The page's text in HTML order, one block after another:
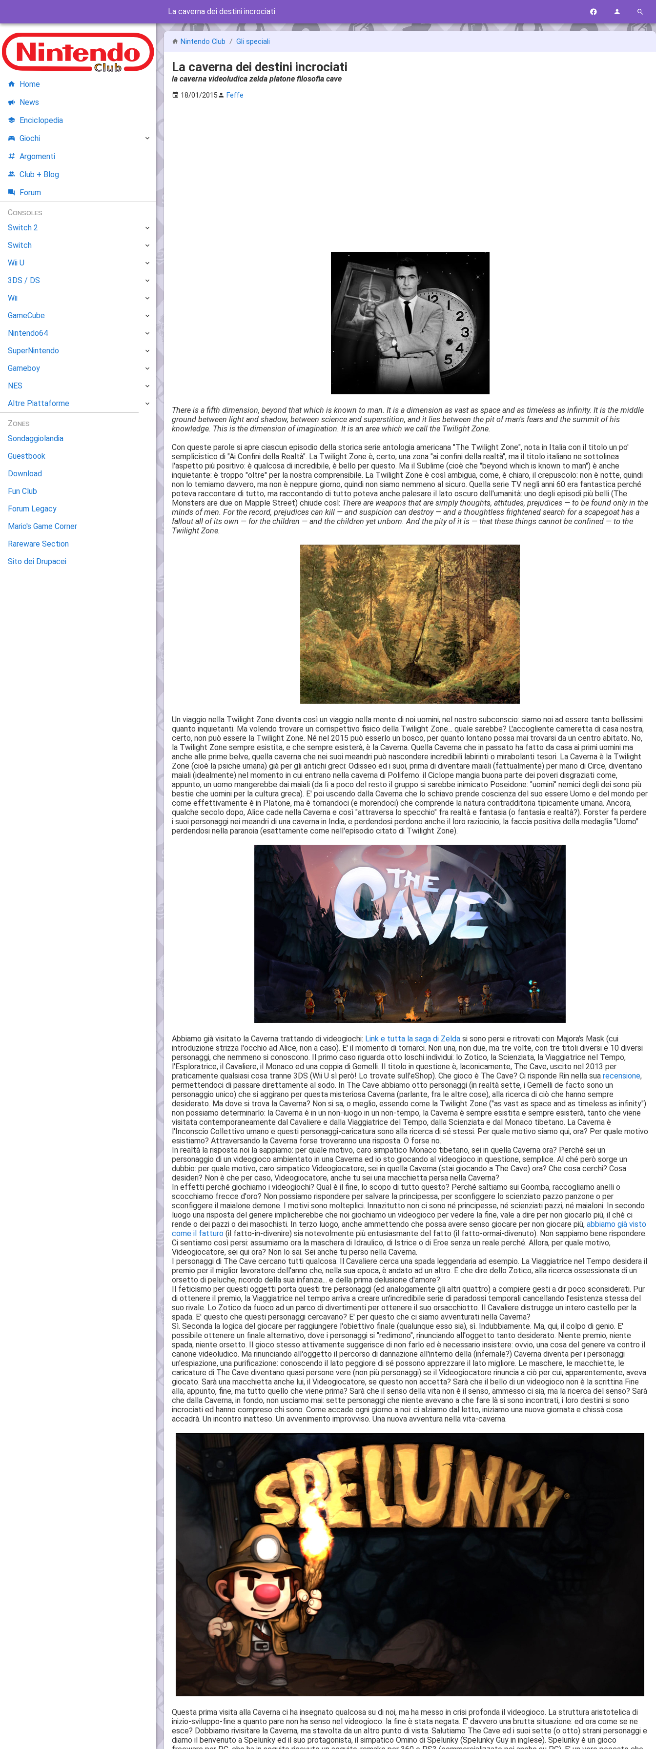
La caverna dei destini incrociati
Nintendo Club Gli speciali
La caverna dei destini incrociati
la caverna videoludica zelda platone filosofia cave
18/01/2015 Feffe
There is a fifth dimension, beyond that which is known to man. It is a dimension as vast as space and as timeless as infinity. It is the middle
ground between light and shadow, between science and superstition, and it lies between the pit of man's fears and the summit of his
knowledge. This is the dimension of imagination. It is an area which we call the Twilight Zone.
Con queste parole si apre ciascun episodio della storica serie antologia americana "The Twilight Zone", nota in Italia con il titolo un po'
semplicistico di "Ai Confini della Realtà". La Twilight Zone è, certo, una zona "ai confini della realtà", ma il titolo italiano ne sottolinea
l'aspetto più positivo: è qualcosa di incredibile, è bello per questo. Ma il Sublime (cioè che "beyond which is known to man") è anche
inquietante: è troppo "oltre" per la nostra comprensibile. La Twilight Zone è così ambigua, come, è chiaro, il crepuscolo: non è notte, quindi
non lo temiamo davvero, ma non è neppure giorno, quindi non siamo nemmeno al sicuro. Quella serie TV negli anni 60 era fantastica perché
poteva raccontare di tutto, ma raccontando di tutto poteva anche palesare il lato oscuro dell'umanità: uno degli episodi più belli (The
Monsters are due on Mapple Street) chiude così: There are weapons that are simply thoughts, attitudes, prejudices — to be found only in the
minds of men. For the record, prejudices can kill — and suspicion can destroy — and a thoughtless frightened search for a scapegoat has a
fallout all of its own — for the children — and the children yet unborn. And the pity of it is — that these things cannot be confined — to the
Twilight Zone.
Un viaggio nella Twilight Zone diventa così un viaggio nella mente di noi uomini, nel nostro subconscio: siamo noi ad essere tanto bellissimi
quanto inquietanti. Ma volendo trovare un corrispettivo fisico della Twilight Zone... quale sarebbe? L'accogliente cameretta di casa nostra,
certo, non può essere la Twilight Zone. Né nel 2015 può esserlo un bosco, per quanto lontano possa mai trovarsi da un centro abitato. No,
la Twilight Zone sempre esistita, e che sempre esisterà, è la Caverna. Quella Caverna che in passato ha fatto da casa ai primi uomini ma
anche alle prime belve, quella caverna che nei suoi meandri può nascondere incredibili labirinti o mirabolanti tesori. La Caverna è la Twilight
Zone (cioè la psiche umana) già per gli antichi greci: Odisseo ed i suoi, prima di diventare maiali (fattualmente) per mano di Circe, diventano
maiali (idealmente) nel momento in cui entrano nella caverna di Polifemo: il Ciclope mangia buona parte dei poveri disgraziati come,
appunto, un uomo mangerebbe dai maiali (da lì a poco del resto il gruppo si sarebbe inimicato Poseidone: "uomini" nemici degli dei sono più
bestie che uomini per la cultura greca). E' poi uscendo dalla Caverna che lo schiavo prende coscienza del suo essere Uomo e del mondo per
come effettivamente è in Platone, ma è tornandoci (e morendoci) che comprende la natura contradditoria tipicamente umana. Ancora,
qualche secolo dopo, Alice cade nella Caverna e così "attraversa lo specchio" fra realtà e fantasia (o fantasia e realtà?). Forster fa perdere
i suoi personaggi nei meandri di una caverna in India, e perdendosi perdono anche il loro raziocinio, la faccia positiva della medaglia "Uomo"
perdendosi nella paranoia (esattamente come nell'episodio citato di Twilight Zone).
Abbiamo già visitato la Caverna trattando di videogiochi: Link e tutta la saga di Zelda si sono persi e ritrovati con Majora's Mask (cui
introduzione strizza l'occhio ad Alice, non a caso). E' il momento di tornarci. Non una, non due, ma tre volte, con tre titoli diversi e 10 diversi
personaggi, che nemmeno si conoscono. Il primo caso riguarda otto loschi individui: lo Zotico, la Scienziata, la Viaggiatrice nel Tempo,
l'Esploratrice, il Cavaliere, il Monaco ed una coppia di Gemelli. Il titolo in questione è, laconicamente, The Cave, uscito nel 2013 per
praticamente qualsiasi cosa tranne 3DS (Wii U sì però! Lo trovate sull'eShop). Che gioco è The Cave? Ci risponde Rin nella sua recensione,
permettendoci di passare direttamente al sodo. In The Cave abbiamo otto personaggi (in realtà sette, i Gemelli de facto sono un
personaggio unico) che si aggirano per questa misteriosa Caverna (parlante, fra le altre cose), alla ricerca di ciò che hanno sempre
desiderato. Ma dove si trova la Caverna? Non si sa, o meglio, essendo come la Twilight Zone ("as vast as space and as timeless as infinity")
non possiamo determinarlo: la Caverna è in un non-luogo in un non-tempo, la Caverna è sempre esistita e sempre esisterà, tanto che viene
visitata contemporaneamente dal Cavaliere e dalla Viaggiatrice del Tempo, dalla Scienziata e dal Monaco tibetano. La Caverna è
l'Inconscio Collettivo umano e questi personaggi-caricatura sono alla ricerca di sé stessi. Per quale motivo siamo qui, ora? Per quale motivo
esistiamo? Attraversando la Caverna forse troveranno una risposta. O forse no.
In realtà la risposta noi la sappiamo: per quale motivo, caro simpatico Monaco tibetano, sei in quella Caverna ora? Perché sei un
personaggio di un videogioco ambientato in una Caverna ed io sto giocando al videogioco in questione, semplice. Al ché però sorge un
dubbio: per quale motivo, caro simpatico Videogiocatore, sei in quella Caverna (stai giocando a The Cave) ora? Che cosa cerchi? Cosa
desideri? Non è che per caso, Videogiocatore, anche tu sei una macchietta persa nella Caverna?
In effetti perché giochiamo i videogiochi? Qual è il fine, lo scopo di tutto questo? Perché saltiamo sui Goomba, raccogliamo anelli o
scocchiamo frecce d'oro? Non possiamo rispondere per salvare la principessa, per sconfiggere lo scienziato pazzo panzone o per
sconfiggere il maialone demone. I motivi sono molteplici. Innazitutto non ci sono né principesse, né scienziati pazzi, né maialoni. In secondo
luogo una risposta del genere implicherebbe che noi giochiamo un videogioco per vedere la fine, vale a dire per non giocarlo più, il ché ci
rende o dei pazzi o dei masochisti. In terzo luogo, anche ammettendo che possa avere senso giocare per non giocare più, abbiamo già visto
come il fatturo (il fatto-in-divenire) sia notevolmente più entusiasmante del fatto (il fatto-ormai-divenuto). Non sappiamo bene rispondere.
Ci sentiamo così persi: assumiamo ora la maschera di Idraulico, di Istrice o di Eroe senza un reale perché. Allora, per quale motivo,
Videogiocatore, sei qui ora? Non lo sai. Sei anche tu perso nella Caverna.
I personaggi di The Cave cercano tutti qualcosa. Il Cavaliere cerca una spada leggendaria ad esempio. La Viaggiatrice nel Tempo desidera il
premio per il miglior lavoratore dell'anno che, nella sua epoca, è andato ad un altro. E che dire dello Zotico, alla ricerca ossessionata di un
orsetto di peluche, ricordo della sua infanzia... e della prima delusione d'amore?
Il feticismo per questi oggetti porta questi tre personaggi (ed analogamente gli altri quattro) a compiere gesti a dir poco sconsiderati. Pur
di ottenere il premio, la Viaggiatrice nel tempo arriva a creare un'incredibile serie di paradossi temporali cancellando l'esistenza stessa del
suo rivale. Lo Zotico da fuoco ad un parco di divertimenti per ottenere il suo orsacchiotto. Il Cavaliere distrugge un intero castello per la
spada. E' questo che questi personaggi cercavano? E' per questo che ci siamo avventurati nella Caverna?
Sì. Seconda la logica del giocare per raggiungere l'obiettivo finale (qualunque esso sia), sì. Indubbiamente. Ma, qui, il colpo di genio. E'
possibile ottenere un finale alternativo, dove i personaggi si "redimono", rinunciando all'oggetto tanto desiderato. Niente premio, niente
spada, niente orsetto. Il gioco stesso attivamente suggerisce di non farlo ed è necessario insistere: ovvio, una cosa del genere va contro il
canone videoludico. Ma rinunciando all'oggetto il percorso di dannazione all'interno della (infernale?) Caverna diventa per i personaggi
un'espiazione, una purificazione: conoscendo il lato peggiore di sé possono apprezzare il lato migliore. Le maschere, le macchiette, le
caricature di The Cave diventano quasi persone vere (non più personaggi) se il Videogiocatore rinuncia a ciò per cui, apparentemente, aveva
giocato. Sarà una macchietta anche lui, il Videogiocatore, se questo non accetta? Sarà che il bello di un videogioco non è la scrittina Fine
alla, appunto, fine, ma tutto quello che viene prima? Sarà che il senso della vita non è il senso, ammesso ci sia, ma la ricerca del senso? Sarà
che dalla Caverna, in fondo, non usciamo mai: sette personaggi che niente avevano a che fare là si sono incontrati, i loro destini si sono
incrociati ed hanno compreso chi sono. Come accade ogni giorno a noi: ci alziamo dal letto, iniziamo una nuova giornata e chissà cosa
accadrà. Un incontro inatteso. Un avvenimento improvviso. Una nuova avventura nella vita-caverna.
Questa prima visita alla Caverna ci ha insegnato qualcosa su di noi, ma ha messo in crisi profonda il videogioco. La struttura aristotelica di
inizio-sviluppo-fine a quanto pare non ha senso nel videogioco: la fine è stata negata. E' davvero una brutta situazione: ed ora come se ne
esce? Dobbiamo rivisitare la Caverna, ma stavolta da un altro punto di vista. Salutiamo The Cave ed i suoi sette (o otto) strani personaggi e
diamo il benvenuto a Spelunky ed il suo protagonista, il simpatico Omino di Spelunky (Spelunky Guy in inglese). Spelunky è un gioco
Home
News
Enciclopedia
Giochi
Argomenti
Club + Blog
Forum
Consoles
Switch 2
Switch
Wii U
3DS / DS
Wii
GameCube
Nintendo64
SuperNintendo
Gameboy
NES
Altre Piattaforme
Zones
Sondaggiolandia
Guestbook
Download
Fun Club
Forum Legacy
Mario's Game Corner
Rareware Section
Sito dei Drupacei